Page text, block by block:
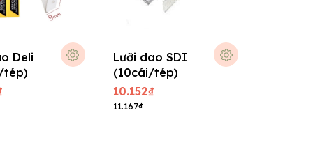
Deli
tép)
Lưỡi dao SDI
(10cái/tép)
10.152₫
11.167₫